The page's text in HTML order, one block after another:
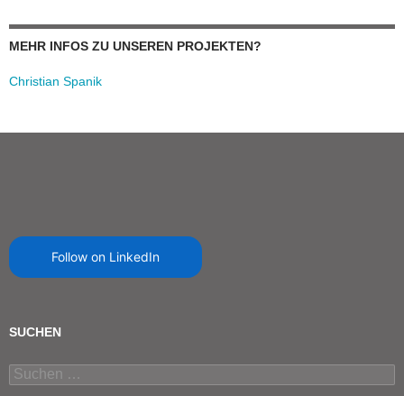
MEHR INFOS ZU UNSEREN PROJEKTEN?
Christian Spanik
Follow on LinkedIn
SUCHEN
Suchen
nach: